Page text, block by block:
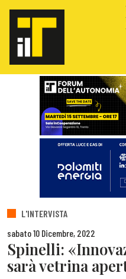
L'INTERVISTA
sabato 10 Dicembre, 2022
Spinelli:
sarà vetrina